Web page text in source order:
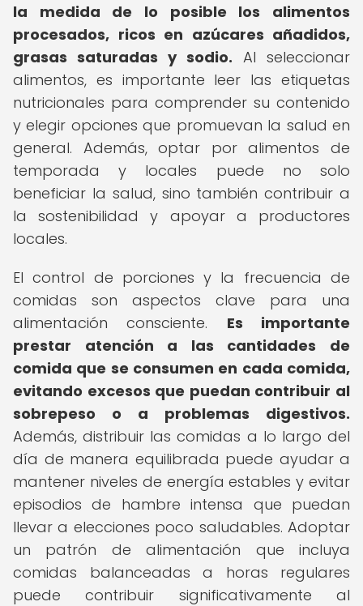
la medida de lo posible los alimentos
procesados, ricos en azúcares añadidos,
grasas saturadas y sodio. Al seleccionar
alimentos, es importante leer las etiquetas
nutricionales para comprender su contenido
y elegir opciones que promuevan la salud en
general. Además, optar por alimentos de
temporada y locales puede no solo
beneficiar la salud, sino también contribuir a
la sostenibilidad y apoyar a productores
locales.
El control de porciones y la frecuencia de
comidas son aspectos clave para una
alimentación consciente. Es importante
prestar atención a las cantidades de
comida que se consumen en cada comida,
evitando excesos que puedan contribuir al
sobrepeso o a problemas digestivos.
Además, distribuir las comidas a lo largo del
día de manera equilibrada puede ayudar a
mantener niveles de energía estables y evitar
episodios de hambre intensa que puedan
llevar a elecciones poco saludables. Adoptar
un patrón de alimentación que incluya
comidas balanceadas a horas regulares
puede contribuir significativamente al